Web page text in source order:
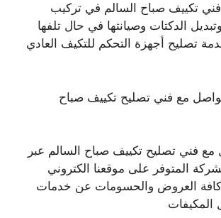
تكييف صباح السالم في تركيب
الدكتات وصيانتها في حال تلفها
تصليح أجهزة التحكم للتكيف العادي
مع فني تصليح تكييف صباح
مع فني تصليح تكييف صباح السالم عبر
المتوفر على موقعنا الكتروني
كافة العروض والحسومات عن خدمات
المكيفات